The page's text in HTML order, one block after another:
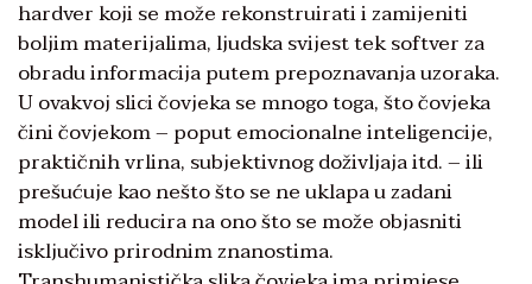
hardver koji se može rekonstruirati i zamijeniti
boljim materijalima, ljudska svijest tek softver za
obradu informacija putem prepoznavanja uzoraka.
U ovakvoj slici čovjeka se mnogo toga, što čovjeka
čini čovjekom – poput emocionalne inteligencije,
praktičnih vrlina, subjektivnog doživljaja itd. – ili
prešućuje kao nešto što se ne uklapa u zadani
model ili reducira na ono što se može objasniti
isključivo prirodnim znanostima.